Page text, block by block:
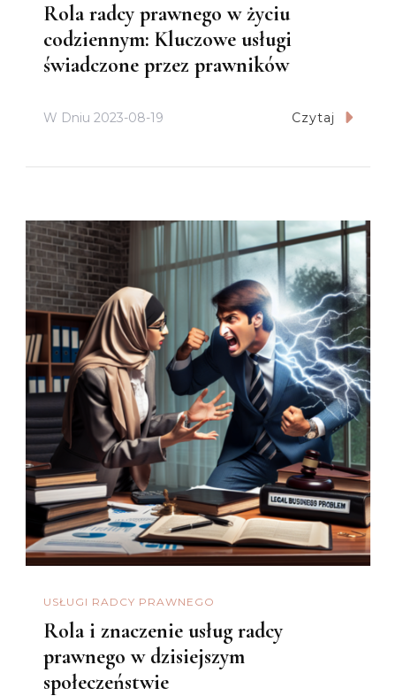
Rola radcy prawnego w życiu
codziennym: Kluczowe usługi
świadczone przez prawników
W Dniu 2023-08-19 Czytaj
USŁUGI RADCY PRAWNEGO
Rola i znaczenie usług radcy
prawnego w dzisiejszym
społeczeństwie